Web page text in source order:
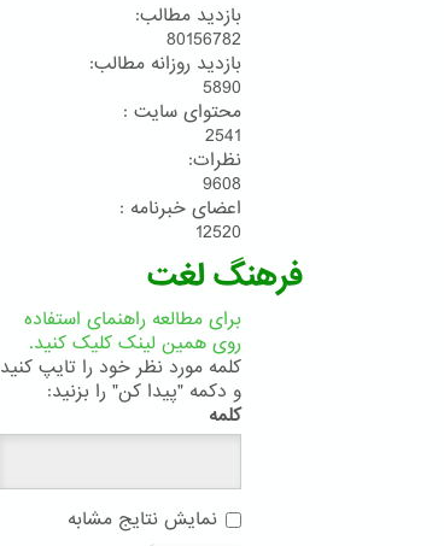
بازدید مطالب:
80156782
بازدید روزانه مطالب:
5890
محتوای سایت :
2541
نظرات:
9608
اعضای خبرنامه :
12520
فرهنگ لغت
برای مطالعه راهنمای استفاده
روی همین لینک کلیک کنید.
کلمه مورد نظر خود را تایپ کنید
و دکمه "پیدا کن" را بزنید:
کلمه
نمایش نتایج مشابه